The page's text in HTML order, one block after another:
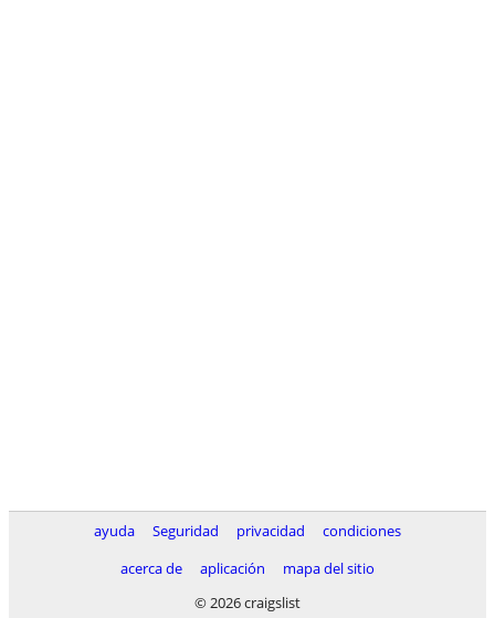
ayuda Seguridad privacidad
condiciones
acerca de
aplicación
mapa del sitio
© 2026 craigslist